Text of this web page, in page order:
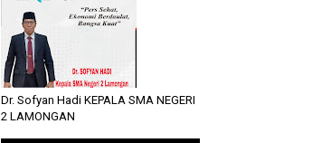
Dr. Sofyan Hadi KEPALA SMA NEGERI
2 LAMONGAN